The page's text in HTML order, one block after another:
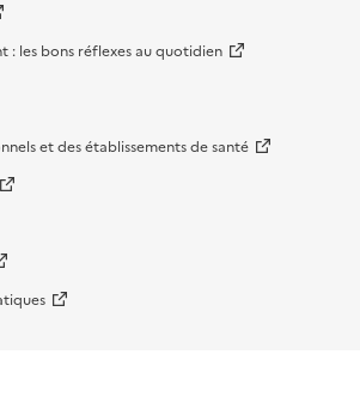
: les bons réflexes au quotidien
et des établissements de santé